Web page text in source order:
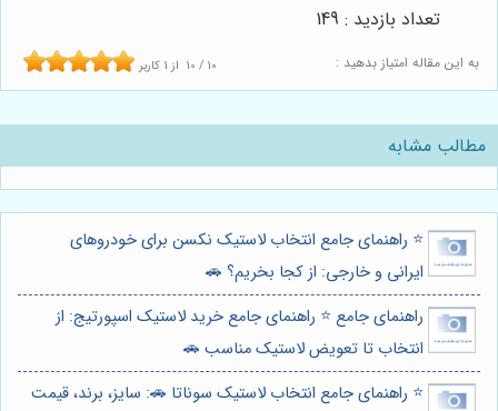
به این مقاله امتیاز بدهید : 10 / 10 از 1 کاربر
تعداد بازدید : 149
مطالب مشابه
⭐️ راهنمای جامع انتخاب لاستیک نکسن برای خودروهای
ایرانی و خارجی: از کجا بخریم؟ 🚗
راهنمای جامع ⭐️ راهنمای جامع خرید لاستیک اسپورتیج: از
انتخاب تا تعویض لاستیک مناسب 🚗
⭐️ راهنمای جامع انتخاب لاستیک سوناتا 🚗: سایز، برند، قیمت